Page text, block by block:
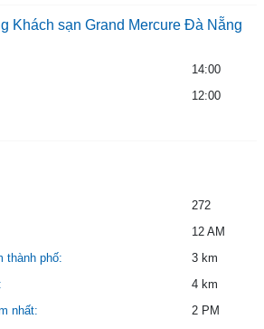
Khách sạn Grand Mercure Đà Nẵng
14:00
12:00
272
12 AM
thành phố:
3 km
4 km
nhất:
2 PM